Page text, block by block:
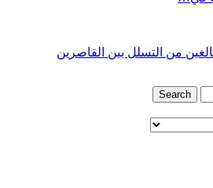
من التسلل بين القاصرين